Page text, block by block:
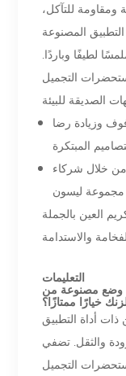
ومقاومة للتآكل،
المصنوعة
لطيفًا وباردًا.
التجميل
وزيادة رضا
من خلال شركاء
العين بالجملة
التعليمات
وضع مصنوعة من
خيارًا ممتازًا؟
أداة التطبيق
والثقل. تضفي
التجميل